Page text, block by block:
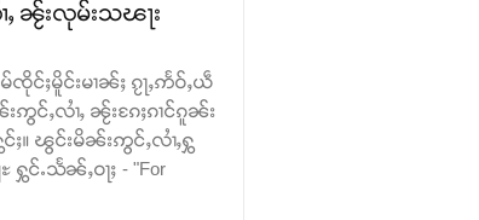
ၼႂ်းလုမ်းသၽႃး
င်ႈမိူင်းမၢၼ်ႈ ၵႂႃႇဢႅဝ်ႇယဵ
င်ႇလၢႆႇ ၼႂ်းၵႄႈၵၢင်ၵူၼ်း
။ ၽွင်းမိၼ်းဢွင်ႇလၢႆႇႁွ
ႉသႅၼ်ႇဝႃႈ - "For